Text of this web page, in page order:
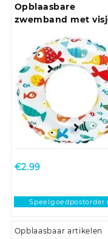
Opblaasbare
zwemband met
€2.99
Opblaasbaar artikelen